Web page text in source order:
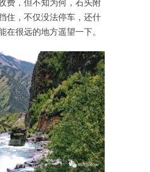
住，不仅没法停车，还什
在很远的地方遥望一下。